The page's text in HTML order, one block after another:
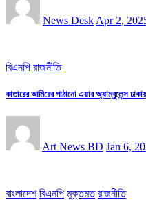
News Desk Apr 2,
বিএনপি রাজনীতি
কাতারের আমিরের পাঠানো এয়ার অ্যাম্বুলেন্স ঢাকায়
Art News BD Jan 6,
বাংলাদেশ বিএনপি মুক্তমত রাজনীতি